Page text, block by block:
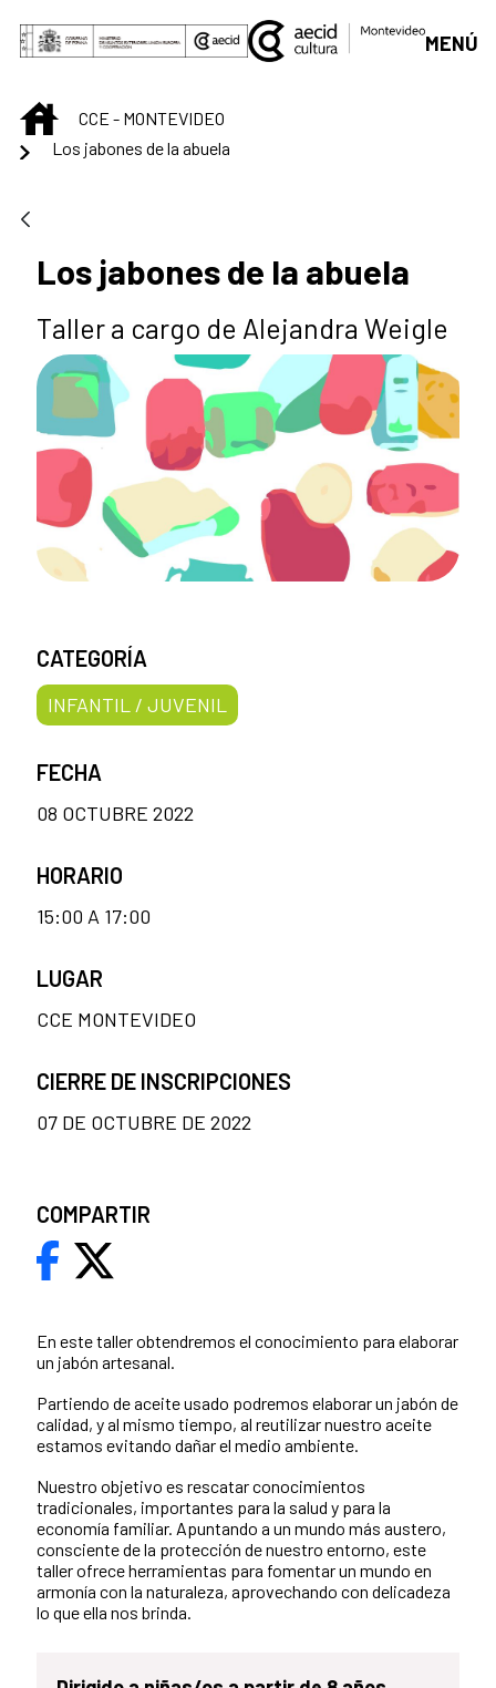
Saltar al contenido principal
MENÚ
INICIOCCE - MONTEVIDEO
Los jabones de la abuela
Los jabones de la abuela
Taller a cargo de Alejandra Weigle
En este taller obtendremos el conocimiento para elaborar
un jabón artesanal.
Partiendo de aceite usado podremos elaborar un jabón de
calidad, y al mismo tiempo, al reutilizar nuestro aceite
estamos evitando dañar el medio ambiente.
Nuestro objetivo es rescatar conocimientos
tradicionales, importantes para la salud y para la
economía familiar. Apuntando a un mundo más austero,
consciente de la protección de nuestro entorno, este
taller ofrece herramientas para fomentar un mundo en
armonía con la naturaleza, aprovechando con delicadeza
lo que ella nos brinda.
CATEGORÍA
INFANTIL / JUVENIL
FECHA
08 OCTUBRE 2022
HORARIO
15:00 A 17:00
LUGAR
CCE MONTEVIDEO
CIERRE DE INSCRIPCIONES
07 DE OCTUBRE DE 2022
COMPARTIR